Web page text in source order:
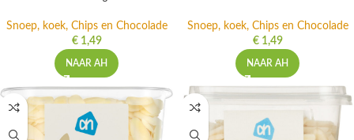
Snoep, koek, Chips en Chocolade
€1,49
NAAR AH
Snoep, koek, Chips en Chocolade
€1,49
NAAR AH